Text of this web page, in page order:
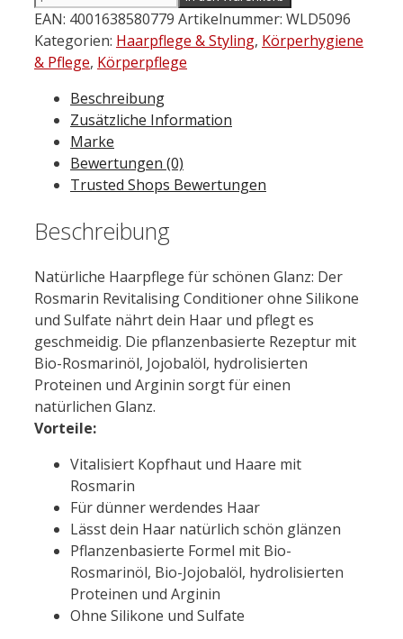
Rosmarin
Revitalising
Conditioner
Menge
EAN: 4001638580779 Artikelnummer: WLD5096
Kategorien: Haarpflege & Styling, Körperhygiene
& Pflege, Körperpflege
Beschreibung
Zusätzliche Information
Marke
Bewertungen (0)
Trusted Shops Bewertungen
Beschreibung
Natürliche Haarpflege für schönen Glanz: Der
Rosmarin Revitalising Conditioner ohne Silikone
und Sulfate nährt dein Haar und pflegt es
geschmeidig. Die pflanzenbasierte Rezeptur mit
Bio-Rosmarinöl, Jojobalöl, hydrolisierten
Proteinen und Arginin sorgt für einen
natürlichen Glanz.
Vorteile:
Vitalisiert Kopfhaut und Haare mit
Rosmarin
Für dünner werdendes Haar
Lässt dein Haar natürlich schön glänzen
Pflanzenbasierte Formel mit Bio-
Rosmarinöl, Bio-Jojobalöl, hydrolisierten
Proteinen und Arginin
Ohne Silikone und Sulfate